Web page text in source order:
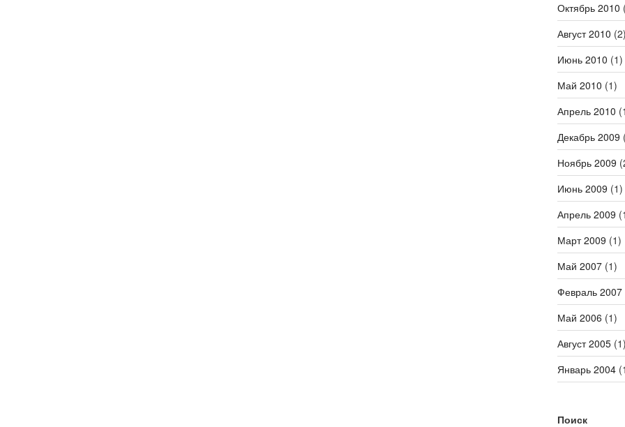
Октябрь 2010
Август 2010 (2)
Июнь 2010 (1)
Май 2010 (1)
Апрель 2010
Декабрь 2009
Ноябрь 2009
Июнь 2009 (1)
Апрель 2009
Март 2009 (1)
Май 2007(1)
Февраль 2007
Май 2006 (1)
Август 2005(1)
Январь 2004
Поиск